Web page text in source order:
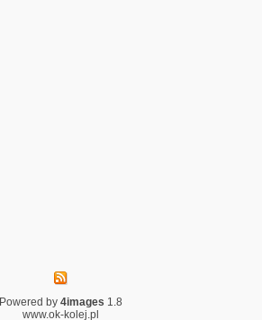
Powered by 4images 1.8
www.ok-kolej.pl